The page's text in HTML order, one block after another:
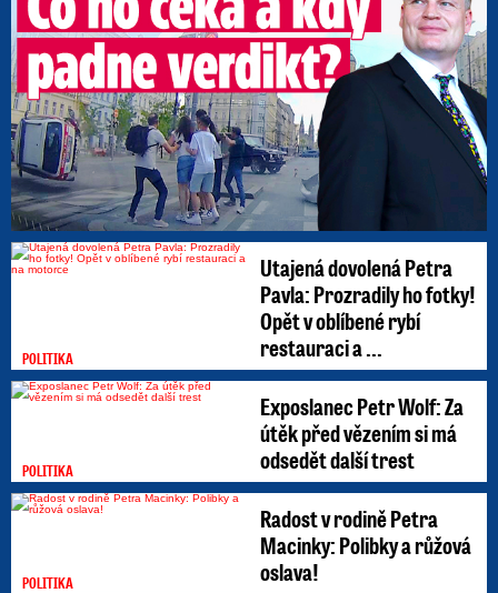
POLITIKA
Utajená dovolená Petra
Pavla: Prozradily ho fotky!
Opět v oblíbené rybí
restauraci a ...
POLITIKA
Exposlanec Petr Wolf: Za
útěk před vězením si má
odsedět další trest
POLITIKA
Radost v rodině Petra
Macinky: Polibky a růžová
oslava!